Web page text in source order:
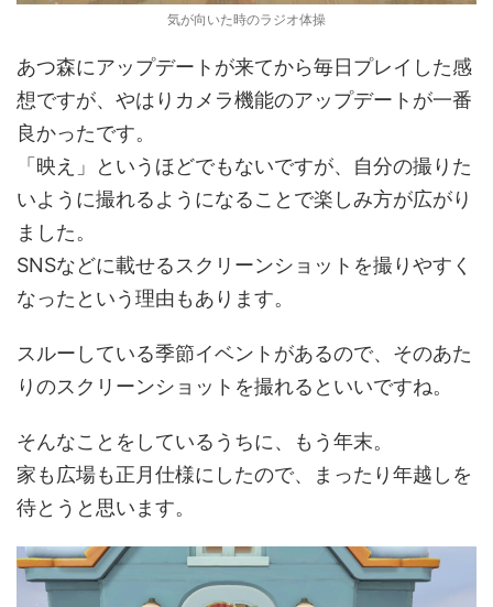
気が向いた時のラジオ体操
あつ森にアップデートが来てから毎日プレイした感
想ですが、やはりカメラ機能のアップデートが一番
良かったです。
「映え」というほどでもないですが、自分の撮りた
いように撮れるようになることで楽しみ方が広がり
ました。
SNSなどに載せるスクリーンショットを撮りやすく
なったという理由もあります。
スルーしている季節イベントがあるので、そのあた
りのスクリーンショットを撮れるといいですね。
そんなことをしているうちに、もう年末。
家も広場も正月仕様にしたので、まったり年越しを
待とうと思います。